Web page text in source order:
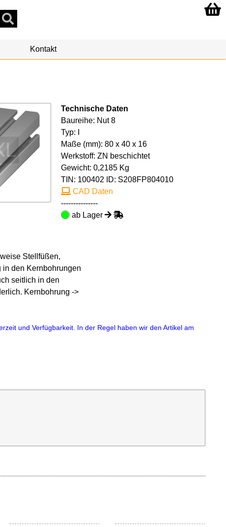
Kontakt
Technische Daten
Baureihe: Nut 8
Typ: I
Maße (mm): 80 x 40 x 16
Werkstoff: ZN beschichtet
Gewicht: 0,2185 Kg
TIN: 100402 ID: S208FP804010
CAD Daten
---------------
ab Lager
Stellfüßen,
den Kernbohrungen
seitlich in den
Kernbohrung ->
und Verfügbarkeit. In der Regel haben wir den Artikel am